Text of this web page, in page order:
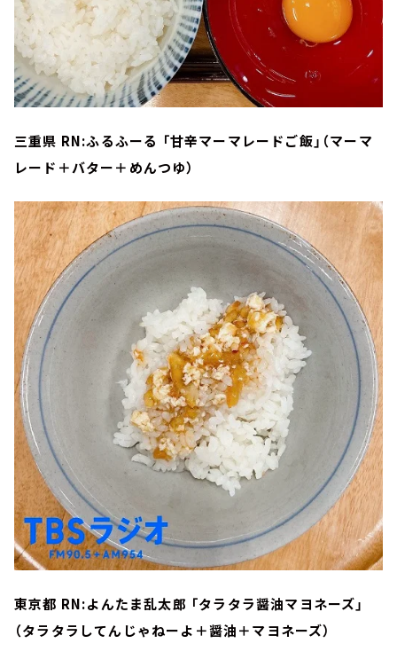
三重県 RN:ふるふーる 「甘辛マーマレードご飯」（マーマ
レード＋バター＋めんつゆ）
東京都 RN:よんたま乱太郎 「タラタラ醤油マヨネーズ」
（タラタラしてんじゃねーよ＋醤油＋マヨネーズ）